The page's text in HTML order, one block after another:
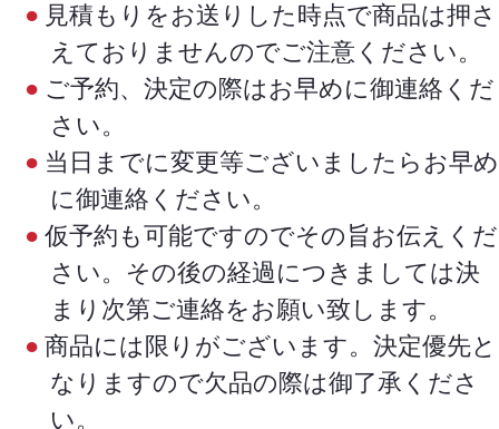
見積もりをお送りした時点で商品は押さ
えておりませんのでご注意ください。
ご予約、決定の際はお早めに御連絡くだ
さい。
当日までに変更等ございましたらお早め
に御連絡ください。
仮予約も可能ですのでその旨お伝えくだ
さい。その後の経過につきましては決
まり次第ご連絡をお願い致します。
商品には限りがございます。決定優先と
なりますので欠品の際は御了承くださ
い。